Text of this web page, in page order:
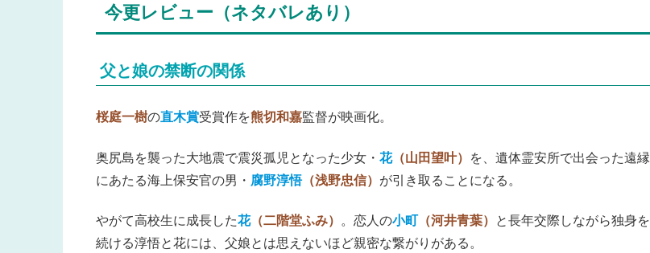
今更レビュー（ネタバレあり）
父と娘の禁断の関係
桜庭一樹の直木賞受賞作を熊切和嘉監督が映画化。
奥尻島を襲った大地震で震災孤児となった少女・ 花（山田望叶）
を、遺体霊安所で出会った遠縁
にあたる海上保安官の男・ 腐野淳悟（浅野忠信） が引き取ることになる。
やがて高校生に成長した花（二階堂ふみ） 。恋人の小町（河井青葉）
と長年交際しながら独身を
続ける淳悟と花には、父娘とは思えないほど親密な繋がりがある。